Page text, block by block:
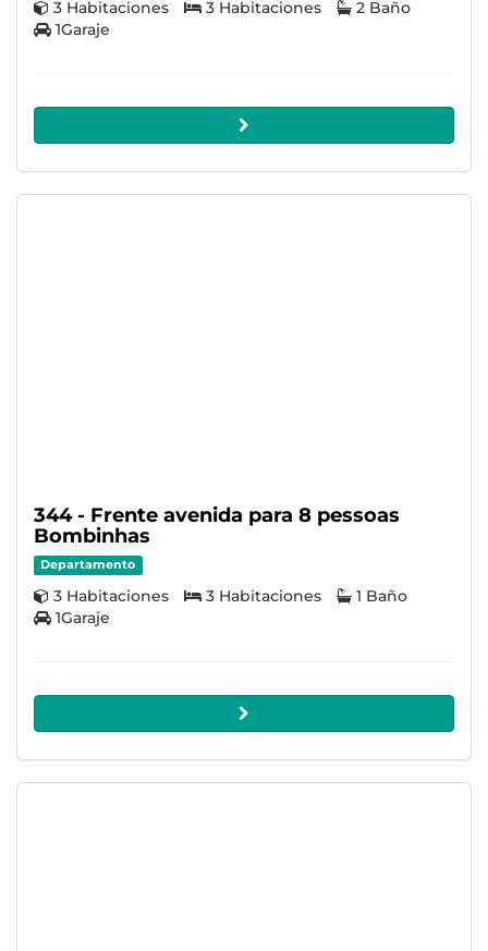
3 Habitaciones 3 Habitaciones
2 Baño
1Garaje
344 - Frente avenida para 8 pessoas
Bombinhas
Departamento
3 Habitaciones 3 Habitaciones
1 Baño
1Garaje